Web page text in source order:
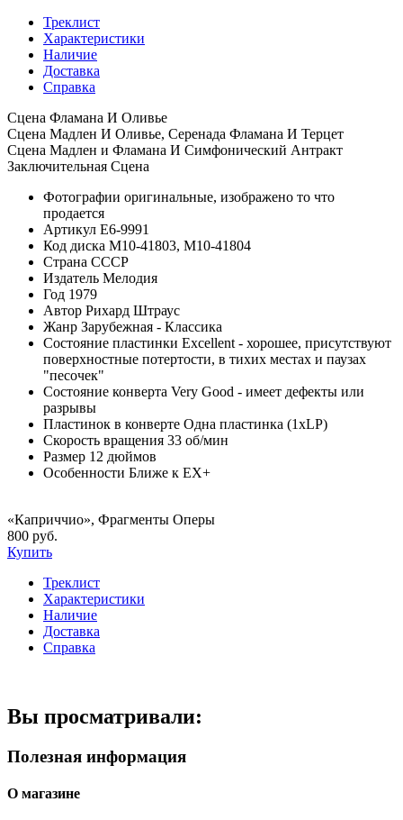
Треклист
Характеристики
Наличие
Доставка
Справка
Сцена Фламана И Оливье
Сцена Мадлен И Оливье, Серенада Фламана И Терцет
Сцена Мадлен и Фламана И Симфонический Антракт
Заключительная Сцена
Фотографии оригинальные, изображено то что
продается
Артикул E6-9991
Код диска М10-41803, М10-41804
Страна СССР
Издатель Мелодия
Год 1979
Автор Рихард Штраус
Жанр Зарубежная - Классика
Состояние пластинки Excellent - хорошее, присутствуют
поверхностные потертости, в тихих местах и паузах
"песочек"
Состояние конверта Very Good - имеет дефекты или
разрывы
Пластинок в конверте Одна пластинка (1xLP)
Скорость вращения 33 об/мин
Размер 12 дюймов
Особенности Ближе к EX+
«Каприччио», Фрагменты Оперы
800 руб.
Купить
Треклист
Характеристики
Наличие
Доставка
Справка
Вы просматривали:
Полезная информация
О магазине